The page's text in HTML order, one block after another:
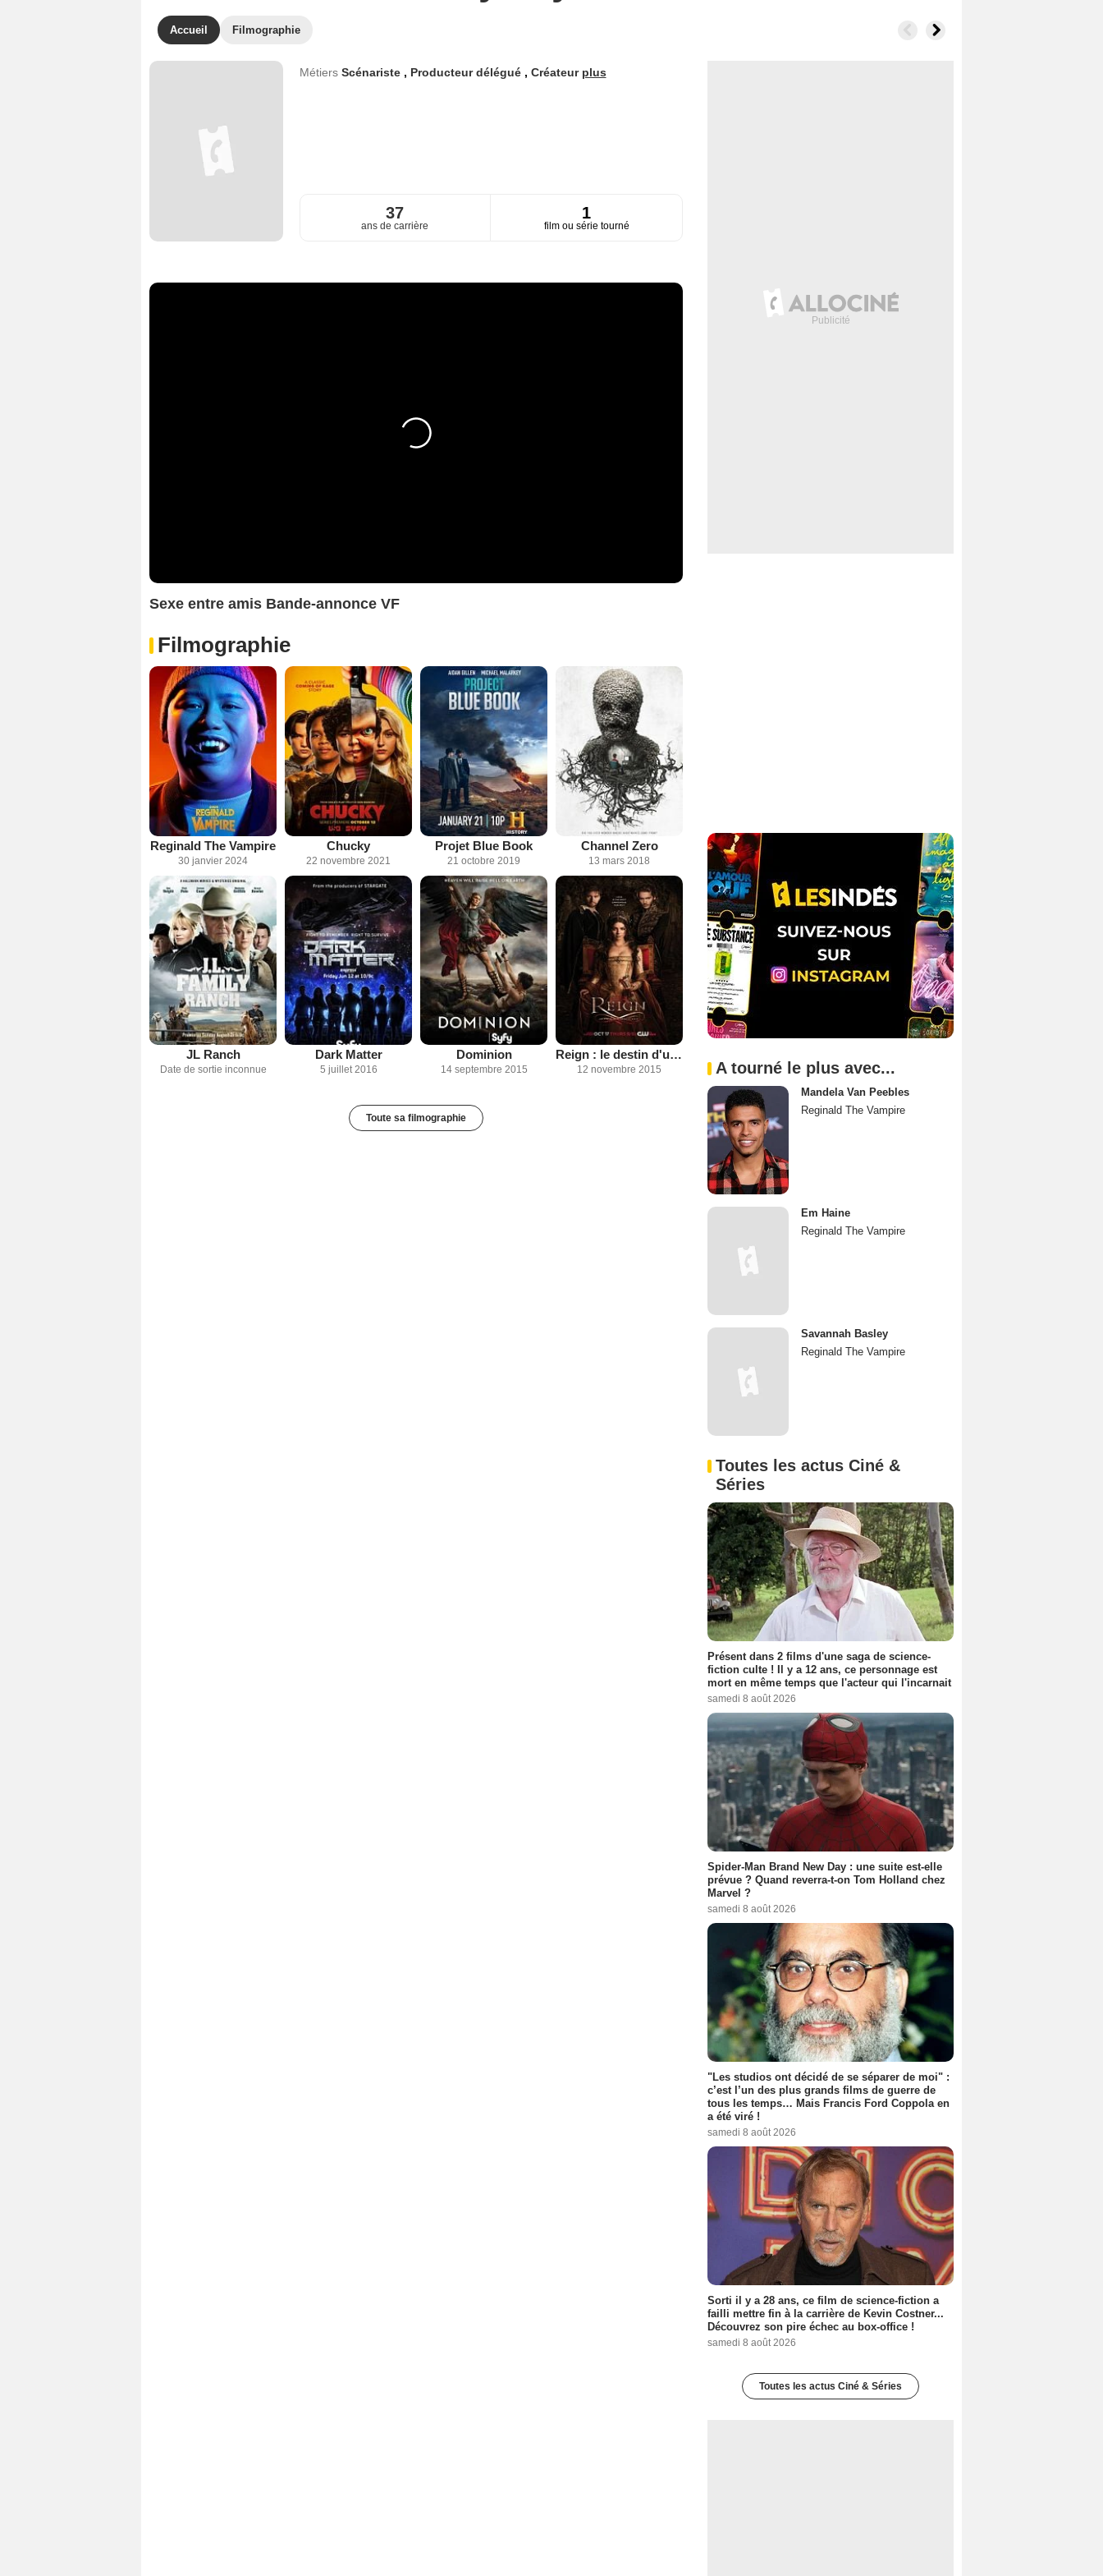
Accueil Filmographie
Métiers Scénariste , Producteur délégué , Créateur plus
37
ans de carrière
1
film ou série tourné
Sexe entre amis Bande-annonce VF
Filmographie
Reginald The Vampire
30 janvier 2024
Chucky
22 novembre 2021
Projet Blue Book
21 octobre 2019
Channel Zero
13 mars 2018
JL Ranch
Date de sortie inconnue
Dark Matter
5 juillet 2016
Dominion
14 septembre 2015
Reign : le destin d'une reine
12 novembre 2015
Toute sa filmographie
A tourné le plus avec...
Mandela Van Peebles
Reginald The Vampire
Em Haine
Reginald The Vampire
Savannah Basley
Reginald The Vampire
Toutes les actus Ciné &
Séries
Présent dans 2 films d'une saga de science-
fiction culte ! Il y a 12 ans, ce personnage est
mort en même temps que l'acteur qui l'incarnait
samedi 8 août 2026
Spider-Man Brand New Day : une suite est-elle
prévue ? Quand reverra-t-on Tom Holland chez
Marvel ?
samedi 8 août 2026
"Les studios ont décidé de se séparer de moi" :
c’est l’un des plus grands films de guerre de
tous les temps… Mais Francis Ford Coppola en
a été viré !
samedi 8 août 2026
Sorti il y a 28 ans, ce film de science-fiction a
failli mettre fin à la carrière de Kevin Costner...
Découvrez son pire échec au box-office !
samedi 8 août 2026
Toutes les actus Ciné & Séries